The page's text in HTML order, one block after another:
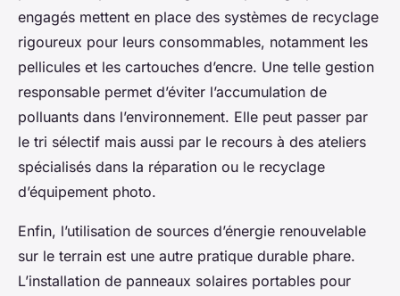
engagés mettent en place des systèmes de recyclage
rigoureux pour leurs consommables, notamment les
pellicules et les cartouches d’encre. Une telle gestion
responsable permet d’éviter l’accumulation de
polluants dans l’environnement. Elle peut passer par
le tri sélectif mais aussi par le recours à des ateliers
spécialisés dans la réparation ou le recyclage
d’équipement photo.
Enfin, l’utilisation de sources d’énergie renouvelable
sur le terrain est une autre pratique durable phare.
L’installation de panneaux solaires portables pour